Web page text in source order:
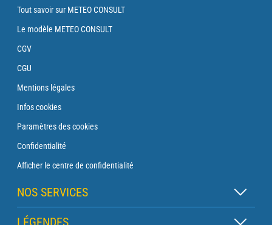
Tout savoir sur METEO CONSULT
Le modèle METEO CONSULT
CGV
CGU
Mentions légales
Infos cookies
Paramètres des cookies
Confidentialité
Afficher le centre de confidentialité
NOS SERVICES
Abonnement Zen
LÉGENDES